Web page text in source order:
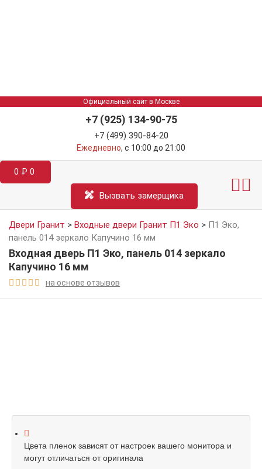
Официальный сайт в Москве
+7 (925) 134-90-75
+7 (499) 390-84-20
Ежедневно, с 10:00 до 21:00
0 ₽ 0
Вызвать замерщика
Двери Гранит > Входные двери Гранит П1 Эко > П1 Эко,
панель 014 зеркало Капучино 16 мм
Входная дверь П1 Эко, панель 014 зеркало
Капучино 16 мм
     на основе отзывов
Цвета пленок зависят от настроек вашего монитора и
могут отличаться от оригинала